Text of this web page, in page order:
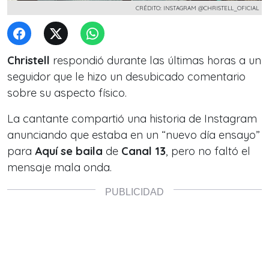
CRÉDITO: INSTAGRAM @CHRISTELL_OFICIAL
Christell respondió durante las últimas horas a un
seguidor que le hizo un desubicado comentario
sobre su aspecto físico.
La cantante compartió una historia de Instagram
anunciando que estaba en un “nuevo día ensayo”
para Aquí se baila de Canal 13, pero no faltó el
mensaje mala onda.